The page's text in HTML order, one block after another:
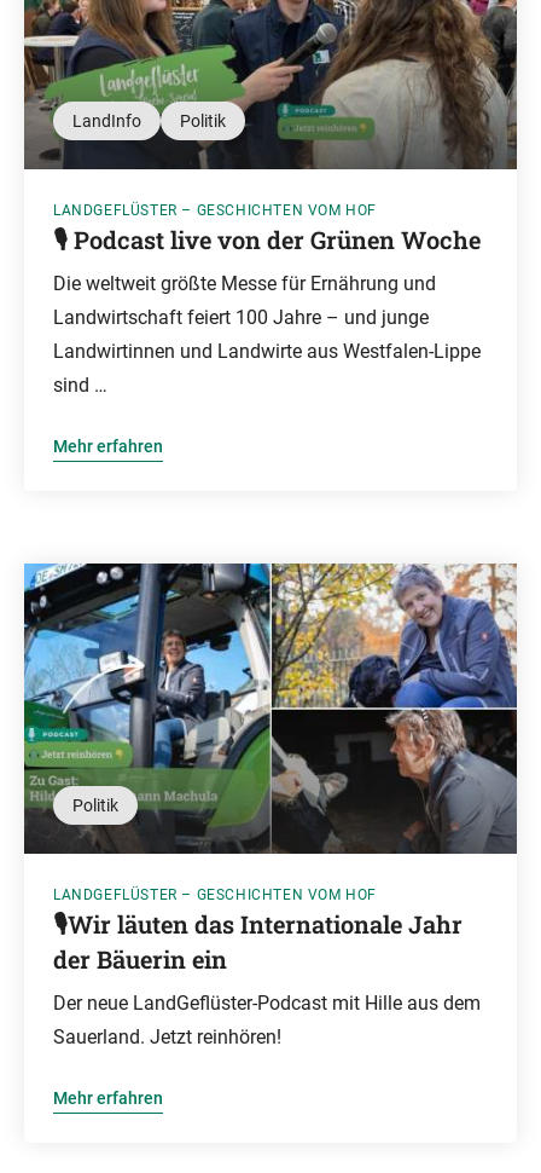
LandInfo Politik
LANDGEFLÜSTER – GESCHICHTEN VOM HOF
🎙️ Podcast live von der Grünen Woche
Die weltweit größte Messe für Ernährung und
Landwirtschaft feiert 100 Jahre – und junge
Landwirtinnen und Landwirte aus Westfalen-Lippe
sind …
Mehr erfahren
Politik
LANDGEFLÜSTER – GESCHICHTEN VOM HOF
🎙️Wir läuten das Internationale Jahr
der Bäuerin ein
Der neue LandGeflüster-Podcast mit Hille aus dem
Sauerland. Jetzt reinhören!
Mehr erfahren